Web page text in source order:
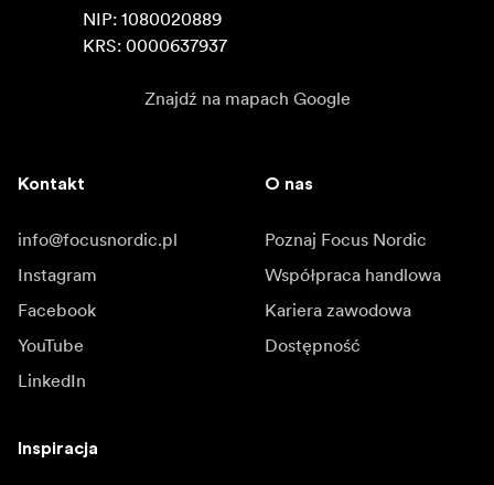
NIP: 1080020889
KRS: 0000637937
Znajdź na mapach Google
Kontakt
info@focusnordic.pl
Instagram
Facebook
YouTube
LinkedIn
O nas
Poznaj Focus Nordic
Współpraca handlowa
Kariera zawodowa
Dostępność
Inspiracja